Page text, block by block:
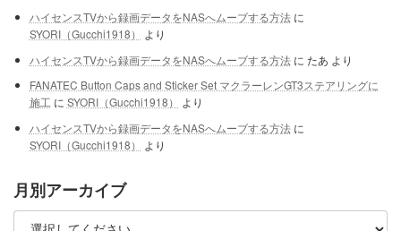
ハイセンスTVから録画データをNASへムーブする方法に
SYORI（Gucchi1918）
より
ハイセンスTVから録画データをNASへムーブする方法に たあ より
FANATEC Button Caps and Sticker Set マクラーレンGT3ステアリングに
施工 に SYORI（Gucchi1918）
より
ハイセンスTVから録画データをNASへムーブする方法に
SYORI（Gucchi1918）
より
月別アーカイブ